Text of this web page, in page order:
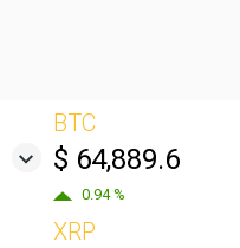
BTC
$ 64,889.6
0.94 %
XRP